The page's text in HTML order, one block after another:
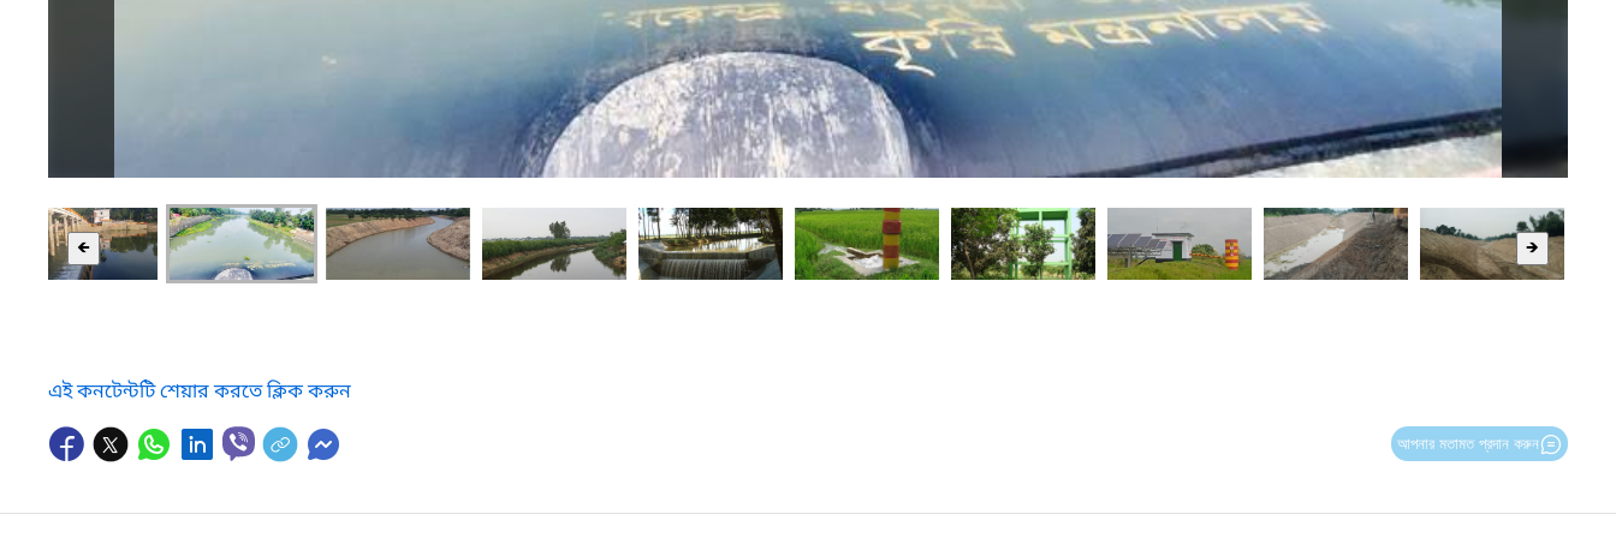
🡸 🡺
এই কনটেন্টটি শেয়ার করতে ক্লিক করুন
আপনার মতামত প্রদান করুন